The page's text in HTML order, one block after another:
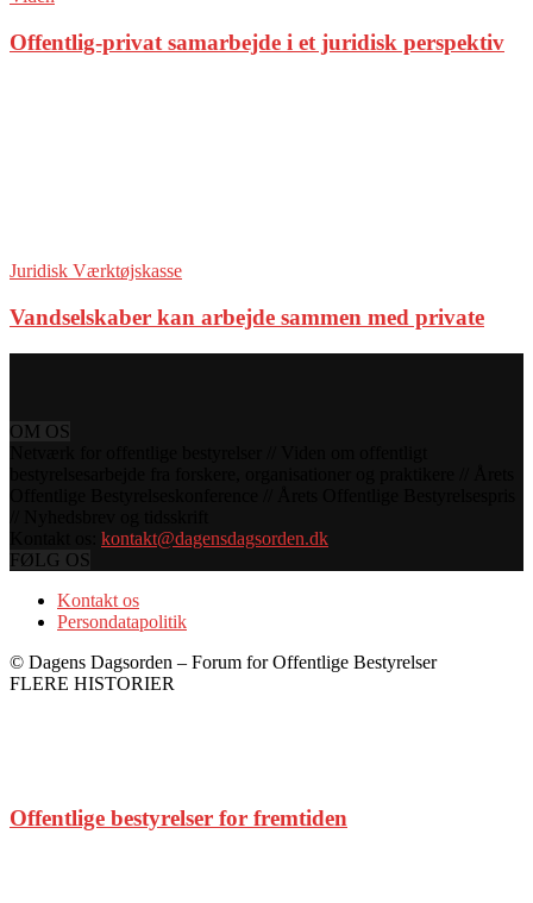
Offentlig-privat samarbejde i et juridisk perspektiv
Juridisk Værktøjskasse
Vandselskaber kan arbejde sammen med private
OM OS
kontakt@dagensdagsorden.dk
FØLG OS
Kontakt os
Persondatapolitik
© Dagens Dagsorden – Forum for Offentlige Bestyrelser
FLERE HISTORIER
Offentlige bestyrelser for fremtiden